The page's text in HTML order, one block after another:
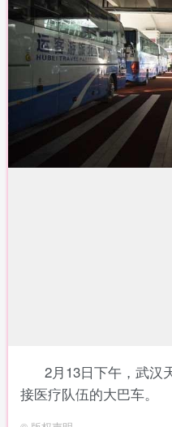
2月13日下午，武汉
接医疗队伍的大巴车。